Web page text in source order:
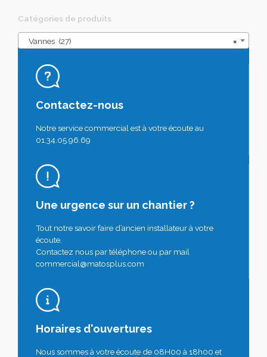
Catégories de produits
×
Vannes (27)
Contactez-nous
Notre service commercial est à votre écoute au
01.34.05.96.69
Une urgence sur un chantier ?
Tout notre savoir faire d’ancien installateur à votre
écoute.
Contactez nous par téléphone ou par mail
commercial@matosplus.com
Horaires d'ouvertures
Nous sommes à votre écoute de 08H00 à 18h00 et